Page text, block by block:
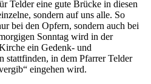
Telder eine gute Brücke in diesen
sondern auf uns alle. So
bei den Opfern, sondern auch bei
Sonntag wird in der
ein Gedenk- und
stattfinden, in dem Pfarrer Telder
eingehen wird.